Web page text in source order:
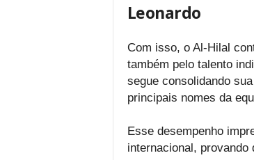
Leonardo
Com isso, o Al-Hilal
também pelo talento
segue consolidando
principais nomes da
Esse desempenho
internacional, provando